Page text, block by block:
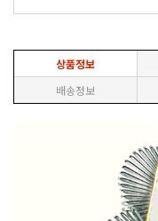
상품정보
배송정보